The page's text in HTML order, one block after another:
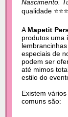
Nascimento.
qualidade
A Mapetit
produtos uma
especiais de
podem ser
até mimos
estilo do
Existem
comuns são: